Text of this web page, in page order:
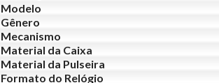
Modelo
Gênero
Mecanismo
Material da Caixa
Material da Pulseira
Formato do Relógio